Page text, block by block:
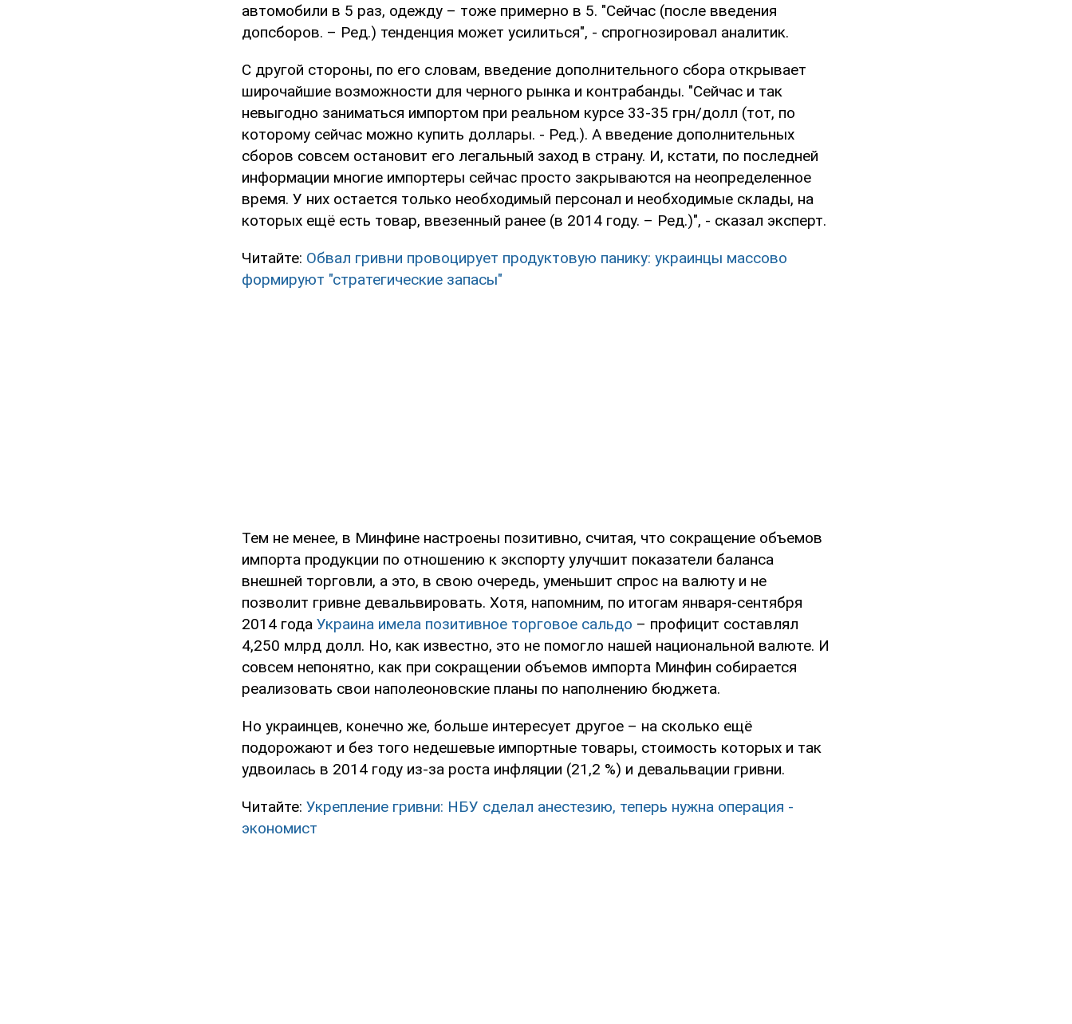
автомобили в 5 раз, одежду – тоже примерно в 5. "Сейчас (после введения
допсборов. – Ред.) тенденция может усилиться", - спрогнозировал аналитик.
С другой стороны, по его словам, введение дополнительного сбора открывает
широчайшие возможности для черного рынка и контрабанды. "Сейчас и так
невыгодно заниматься импортом при реальном курсе 33-35 грн/долл (тот, по
которому сейчас можно купить доллары. - Ред.). А введение дополнительных
сборов совсем остановит его легальный заход в страну. И, кстати, по последней
информации многие импортеры сейчас просто закрываются на неопределенное
время. У них остается только необходимый персонал и необходимые склады, на
которых ещё есть товар, ввезенный ранее (в 2014 году. – Ред.)", - сказал эксперт.
Читайте: Обвал гривни провоцирует продуктовую панику: украинцы массово
формируют "стратегические запасы"
Тем не менее, в Минфине настроены позитивно, считая, что сокращение объемов
импорта продукции по отношению к экспорту улучшит показатели баланса
внешней торговли, а это, в свою очередь, уменьшит спрос на валюту и не
позволит гривне девальвировать. Хотя, напомним, по итогам января-сентября
2014 года Украина имела позитивное торговое сальдо – профицит составлял
4,250 млрд долл. Но, как известно, это не помогло нашей национальной валюте. И
совсем непонятно, как при сокращении объемов импорта Минфин собирается
реализовать свои наполеоновские планы по наполнению бюджета.
Но украинцев, конечно же, больше интересует другое – на сколько ещё
подорожают и без того недешевые импортные товары, стоимость которых и так
удвоилась в 2014 году из-за роста инфляции (21,2 %) и девальвации гривни.
Читайте: Укрепление гривни: НБУ сделал анестезию, теперь нужна операция -
экономист